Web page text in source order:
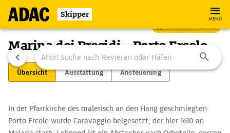
Skipper MENÜ
Premium Marina
Marina dei Presidi – Porto Ercole
Übersicht Ausstattung Ansteuerung
In der Pfarrkirche des malerisch an den Hang geschmiegten
Porto Ercole wurde Caravaggio beigesetzt, der hier 1610 an